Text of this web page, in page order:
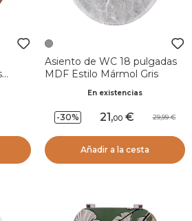
Asiento de WC 18 pulgadas
MDF Estilo Mármol Gris
En existencias
-30% 21,00 29,99
Añadir a la cesta